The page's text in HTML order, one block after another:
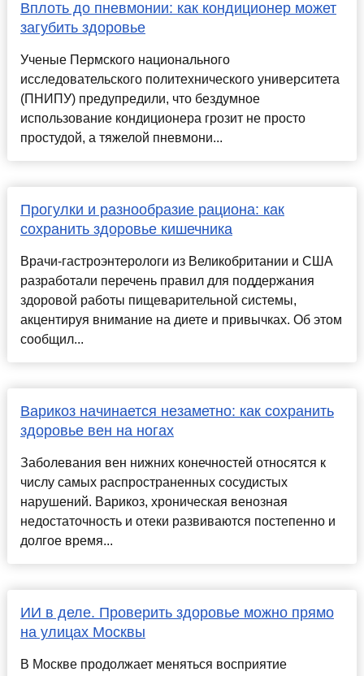
Вплоть до пневмонии: как кондиционер может
загубить здоровье
Ученые Пермского национального
исследовательского политехнического университета
(ПНИПУ) предупредили, что бездумное
использование кондиционера грозит не просто
простудой, а тяжелой пневмони...
Прогулки и разнообразие рациона: как
сохранить здоровье кишечника
Врачи-гастроэнтерологи из Великобритании и США
разработали перечень правил для поддержания
здоровой работы пищеварительной системы,
акцентируя внимание на диете и привычках. Об этом
сообщил...
Варикоз начинается незаметно: как сохранить
здоровье вен на ногах
Заболевания вен нижних конечностей относятся к
числу самых распространенных сосудистых
нарушений. Варикоз, хроническая венозная
недостаточность и отеки развиваются постепенно и
долгое время...
ИИ в деле. Проверить здоровье можно прямо
на улицах Москвы
В Москве продолжает меняться восприятие